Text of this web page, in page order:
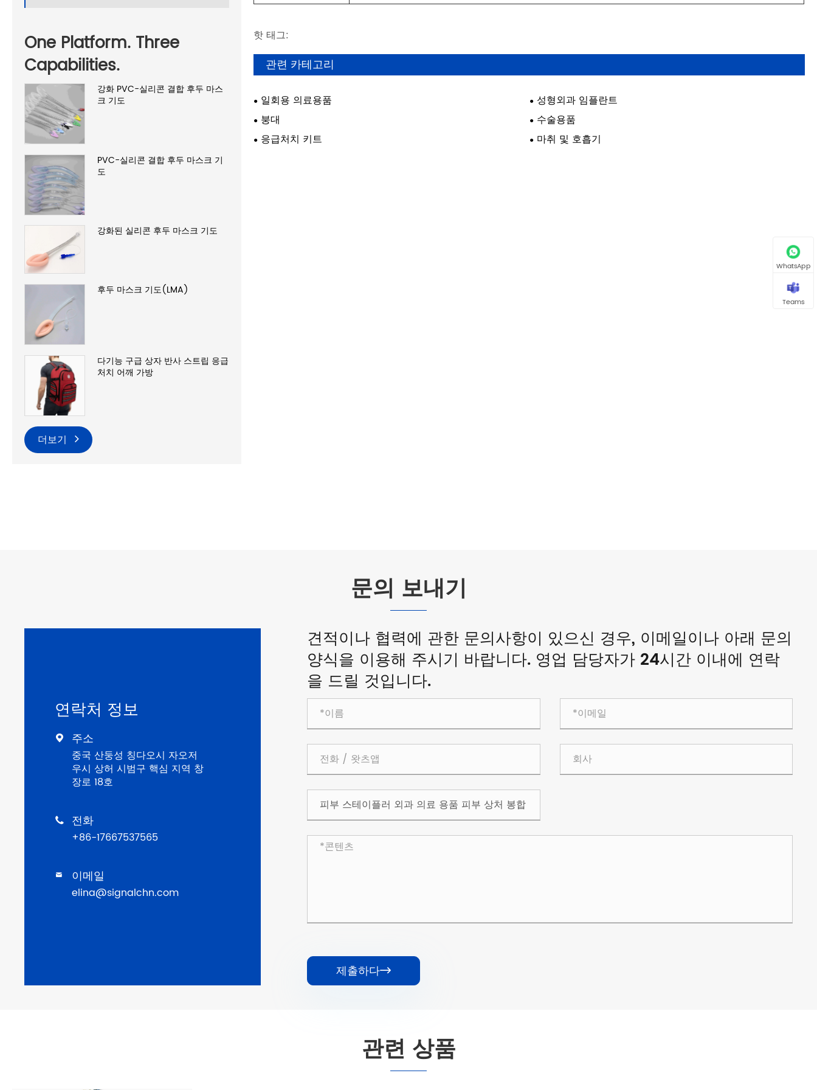
One Platform. Three
Capabilities.
강화 PVC-실리콘 결합 후두 마스
크 기도
PVC-실리콘 결합 후두 마스크 기
도
강화된 실리콘 후두 마스크 기도
후두 마스크 기도(LMA)
다기능 구급 상자 반사 스트립 응급
처치 어깨 가방
더보기
핫 태그:
관련 카테고리
일회용 의료용품
성형외과 임플란트
붕대
수술용품
응급처치 키트
마취 및 호흡기
문의 보내기
연락처 정보
 주소
중국 산둥성 칭다오시 자오저
우시 상허 시범구 핵심 지역 창
장로 18호
 전화
+86-17667537565
 이메일
elina@signalchn.com
견적이나 협력에 관한 문의사항이 있으신 경우, 이메일이나 아래 문의
양식을 이용해 주시기 바랍니다. 영업 담당자가 24시간 이내에 연락
을 드릴 것입니다.
제출하다
관련 상품
WhatsApp
Teams